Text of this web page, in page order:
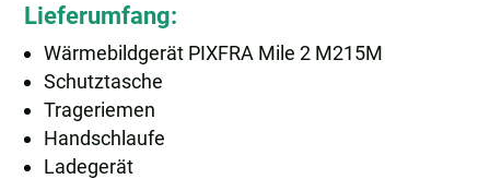
Lieferumfang:
Wärmebildgerät PIXFRA Mile 2 M215M
Schutztasche
Trageriemen
Handschlaufe
Ladegerät